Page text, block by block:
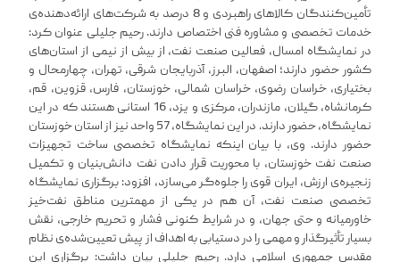
تأمین‌کنندگان کالاهای راهبردی و 8 درصد به شرکت‌های ارائه‌دهنده‌ی
خدمات تخصصی و مشاوره فنی اختصاص دارند. رحیم جلیلی عنوان کرد:
در نمایشگاه امسال، فعالین صنعت نفت، از بیش از نیمی از استان‌های
کشور حضور دارند؛ اصفهان، البرز، آذربایجان شرقی، تهران، چهارمحال و
بختیاری، خراسان رضوی، خراسان شمالی، خوزستان، فارس، قزوین، قم،
کرمانشاه، گیلان، مازندران، مرکزی و یزد، 16 استانی هستند که در این
نمایشگاه، حضور دارند. در این نمایشگاه، 57 واحد نیز از استان خوزستان
حضور دارند. وی، با بیان اینکه نمایشگاه تخصصی ساخت تجهیزات
صنعت نفت خوزستان، با محوریت قرار دادن نفت دانش‌بنیان و تکمیل
زنجیره‌ی ارزش، ایران قوی را جلوه‌گر می‌سازد، افزود: برگزاری نمایشگاه
تخصصی صنعت نفت، آن هم در یکی از مهمترین مناطق نفت‌خیز
خاورمیانه و حتی جهان، و در شرایط کنونی فشار و تحریم خارجی، نقش
بسیار تأثیرگذار و مهمی را در دستیابی به اهداف از پیش تعیین‌شده‌ی نظام
مقدس جمهوری اسلامی دارد. رحیم جلیلی بیان داشت: برگزاری این